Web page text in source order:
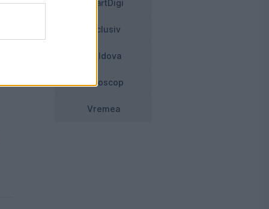
SmartDigi
Exclusiv
Moldova
Horoscop
Vremea